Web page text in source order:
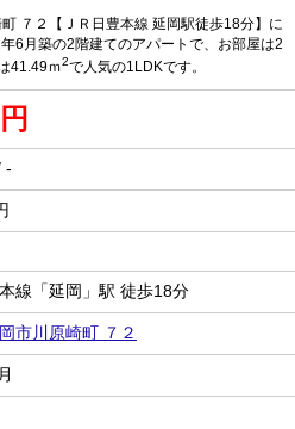
７２【ＪＲ日豊本線 延岡駅徒歩18分】に
6月築の2階建てのアパートで、お部屋は2
41.49ｍ2で人気の1LDKです。
-
本線「延岡」駅 徒歩18分
市川原崎町 ７２